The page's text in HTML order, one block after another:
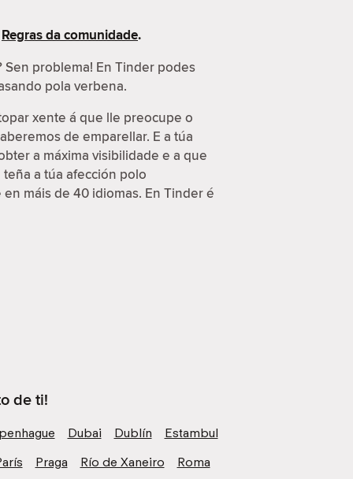
Regras da comunidade.
problema! En Tinder podes
pola verbena.
xente á que lle preocupe o
de emparellar. E a túa
a máxima visibilidade e a que
a túa afección polo
máis de 40 idiomas. En Tinder é
de ti!
Dubai Dublín
Estambul
Praga Río de Xaneiro
Roma